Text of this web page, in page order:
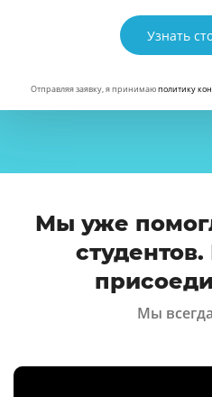
Узнать
Отправляя заявку, я принимаюполитику
Мы уже
Мы